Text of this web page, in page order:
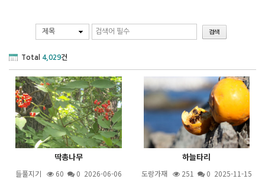
제목
Total 4,029건
딱총나무
들풀지기 60 0 2026-06-06
하늘타리
도랑가재 251 0 2025-11-15